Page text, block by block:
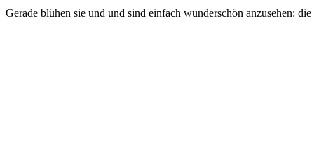
Gerade blühen sie und und sind einfach wunderschön anzusehen: die